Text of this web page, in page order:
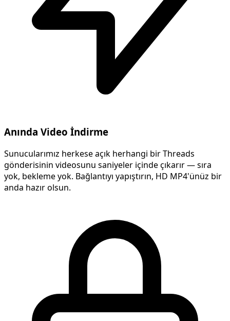
Anında Video İndirme
Sunucularımız herkese açık herhangi bir Threads
gönderisinin videosunu saniyeler içinde çıkarır — sıra
yok, bekleme yok. Bağlantıyı yapıştırın, HD MP4'ünüz bir
anda hazır olsun.